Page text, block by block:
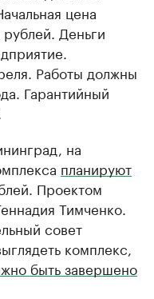
цена
Деньги
Работы должны
Гарантийный
на
планируют
Проектом
Тимченко.
совет
комплекс,
быть завершено